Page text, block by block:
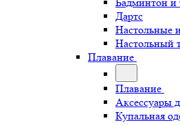
Дартс
Настольные
Настольный
Плавание
Плавание
Аксессуары
Купальная